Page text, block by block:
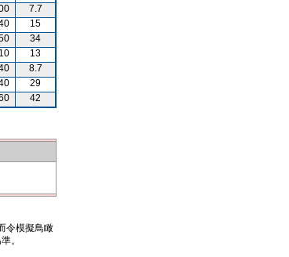
7.7
15
34
13
8.7
29
42
令模擬鳥瞰
。